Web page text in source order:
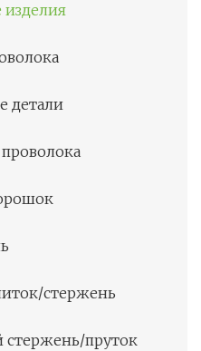
детали
стержень
пруток